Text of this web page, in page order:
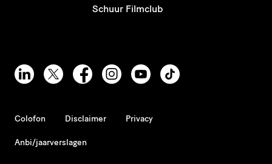
Schuur Filmclub
Colofon Disclaimer Privacy
Anbi/jaarverslagen